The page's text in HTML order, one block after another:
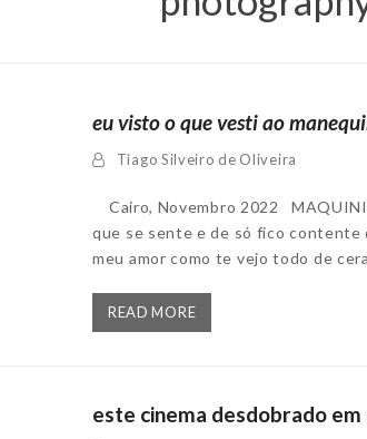
eu visto o que vesti ao
Tiago Silveiro de Oliveira
Cairo, Novembro 2022
que se sente e de só fico contente
meu amor como te vejo todo de
READ MORE
este cinema desdobrado